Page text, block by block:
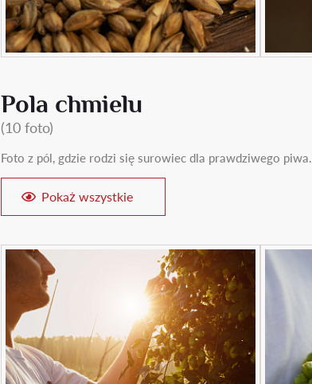
Pola chmielu
(10 foto)
Foto z pól, gdzie rodzi się surowiec dla prawdziwego piwa.
Pokaż wszystkie